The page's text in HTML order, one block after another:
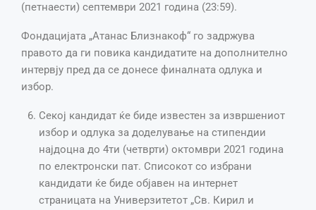
(петнаести) септември 2021 година (23:59).
Фондацијата „Атанас Близнакоф“ го задржува
правото да ги повика кандидатите на дополнително
интервју пред да се донесе финалната одлука и
избор.
Секој кандидат ќе биде известен за извршениот
избор и одлука за доделување на стипендии
најдоцна до 4ти (четврти) октомври 2021 година
по електронски пат. Списокот со избрани
кандидати ќе биде објавен на интернет
страницата на Универзитетот „Св. Кирил и